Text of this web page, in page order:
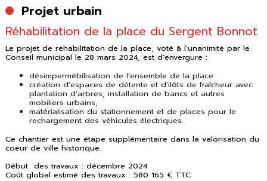
Projet urbain
Réhabilitation de la place du Sergent Bonnot
Le projet de réhabilitation de la place, voté à l'unanimité par le
Conseil municipal le 28 mars 2024, est d'envergure :
désimpermébilisation de l'ensemble de la place
création d'espaces de détente et d'ilôts de fraîcheur avec
plantation d'arbres, installation de bancs et autres
mobiliers urbains,
matérialisation du stationnement et de places pour le
rechargement des véhicules électriques.
Ce chantier est une étape supplémentaire dans la valorisation du
coeur de ville historique.
Début des travaux : décembre 2024
Coût global estimé des travaux : 580 165 € TTC